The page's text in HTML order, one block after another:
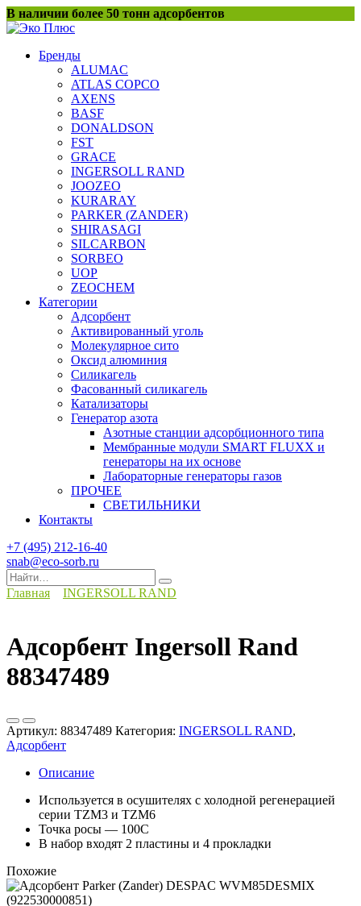
Перейти
к
В наличии более 50 тонн адсорбентов
Бренды
ALUMAC
ATLAS COPCO
AXENS
BASF
DONALDSON
FST
GRACE
INGERSOLL RAND
JOOZEO
KURARAY
PARKER (ZANDER)
SHIRASAGI
SILCARBON
SORBEO
UOP
ZEOCHEM
Категории
Адсорбент
Активированный уголь
Молекулярное сито
Оксид алюминия
Силикагель
Фасованный силикагель
Катализаторы
Генератор азота
Азотные станции адсорбционного типа
Мембранные модули SMART FLUXX и
генераторы на их основе
Лабораторные генераторы газов
ПРОЧЕЕ
СВЕТИЛЬНИКИ
Контакты
+7 (495) 212-16-40
snab@eco-sorb.ru
Search
for:
Главная INGERSOLL RAND
Адсорбент Ingersoll Rand
88347489
Артикул: 88347489 Категория: INGERSOLL RAND,
Адсорбент
Описание
Используется в осушителях с холодной регенерацией
серии TZM3 и TZM6
Точка росы — 100С
В набор входят 2 пластины и 4 прокладки
Похожие